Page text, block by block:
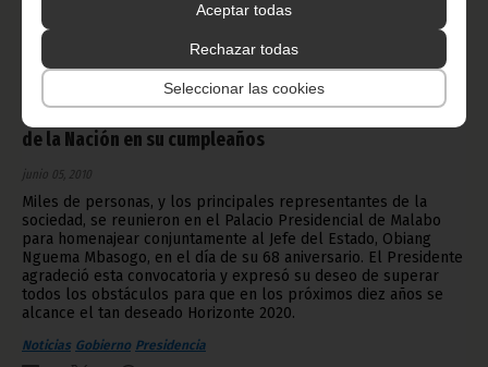
Aceptar todas
Rechazar todas
Seleccionar las cookies
Gran manifestación popular para felicitar al Presidente
de la Nación en su cumpleaños
junio 05, 2010
Miles de personas, y los principales representantes de la
sociedad, se reunieron en el Palacio Presidencial de Malabo
para homenajear conjuntamente al Jefe del Estado, Obiang
Nguema Mbasogo, en el día de su 68 aniversario. El Presidente
agradeció esta convocatoria y expresó su deseo de superar
todos los obstáculos para que en los próximos diez años se
alcance el tan deseado Horizonte 2020.
Noticias Gobierno Presidencia